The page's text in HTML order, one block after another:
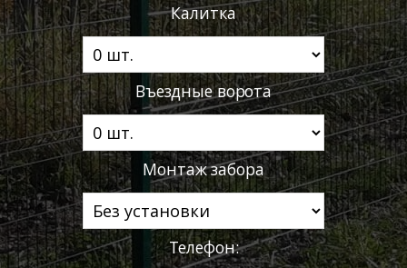
Калитка
Въездные ворота
Монтаж забора
Телефон: